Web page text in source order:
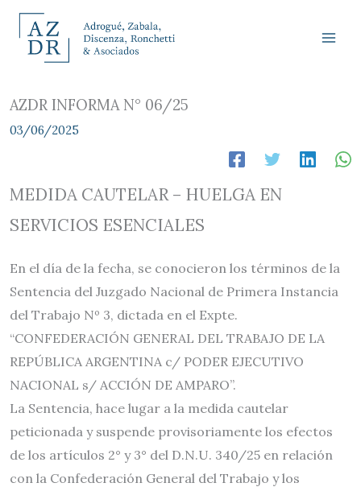
contenido
AZDR INFORMA N° 06/25
03/06/2025
MEDIDA CAUTELAR – HUELGA EN
SERVICIOS ESENCIALES
En el día de la fecha, se conocieron los términos de la
Sentencia del Juzgado Nacional de Primera Instancia
del Trabajo Nº 3, dictada en el Expte.
“CONFEDERACIÓN GENERAL DEL TRABAJO DE LA
REPÚBLICA ARGENTINA c/ PODER EJECUTIVO
NACIONAL s/ ACCIÓN DE AMPARO”.
La Sentencia, hace lugar a la medida cautelar
peticionada y suspende provisoriamente los efectos
de los artículos 2° y 3° del D.N.U. 340/25 en relación
con la Confederación General del Trabajo y los